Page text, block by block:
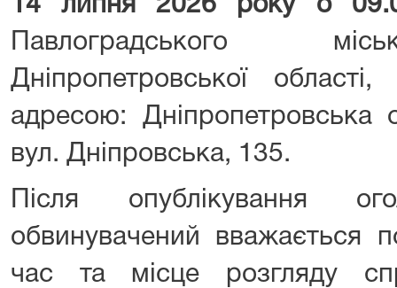
14 липня 2026 року о
Павлоградського
Дніпропетровської
адресою: Дніпропетровська
вул. Дніпровська, 135.
Після опублікування
обвинувачений вважається
час та місце розгляду